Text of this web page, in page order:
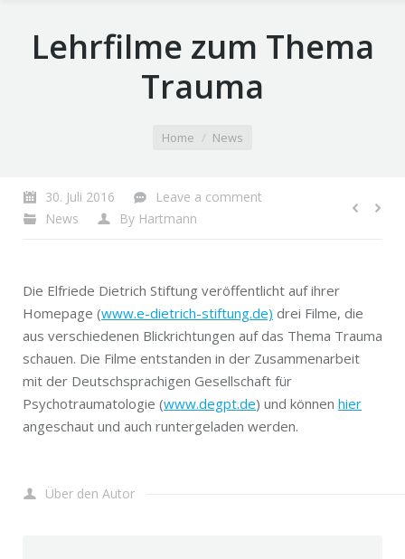
Lehrfilme zum Thema
Trauma
Home News
30. Juli 2016
Leave a comment
News
By Hartmann
Die Elfriede Dietrich Stiftung veröffentlicht auf ihrer
Homepage (www.e-dietrich-stiftung.de) drei Filme, die
aus verschiedenen Blickrichtungen auf das Thema Trauma
schauen. Die Filme entstanden in der Zusammenarbeit
mit der Deutschsprachigen Gesellschaft für
Psychotraumatologie (www.degpt.de) und können hier
angeschaut und auch runtergeladen werden.
Über den Autor